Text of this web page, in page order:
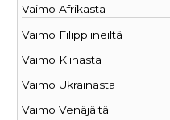
Vaimo Afrikasta
Vaimo Filippiineiltä
Vaimo Kiinasta
Vaimo Ukrainasta
Vaimo Venäjältä